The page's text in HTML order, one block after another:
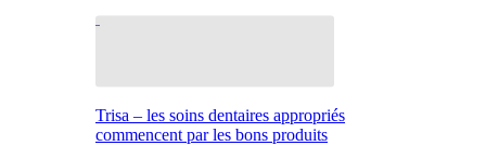
Trisa – les soins dentaires appropriés
commencent par les bons produits